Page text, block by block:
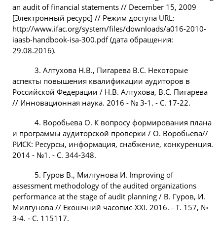
an audit of financial statements // December 15, 2009
[Электронный ресурс] // Режим доступа URL:
http://www.ifac.org/system/files/downloads/a016-2010-
iaasb-handbook-isa-300.pdf (дата обращения:
29.08.2016).
3. Алтухова Н.В., Пигарева В.С. Некоторые
аспекты повышения квалификации аудиторов в
Российской Федерации / Н.В. Алтухова, В.С. Пигарева
// Инновационная наука. 2016 - № 3-1. - С. 17-22.
4. Воробьева О. К вопросу формирования плана
и программы аудиторской проверки / О. Воробьева//
РИСК: Ресурсы, информация, снабжение, конкуренция.
2014 - №1. - С. 344-348.
5. Гуров В., Милгунова И. Improving of
assessment methodology of the audited organizations
performance at the stage of audit planning / В. Гуров, И.
Милгунова // Екошчний часопис-XXI. 2016. - Т. 157, №
3-4. - С. 115117.